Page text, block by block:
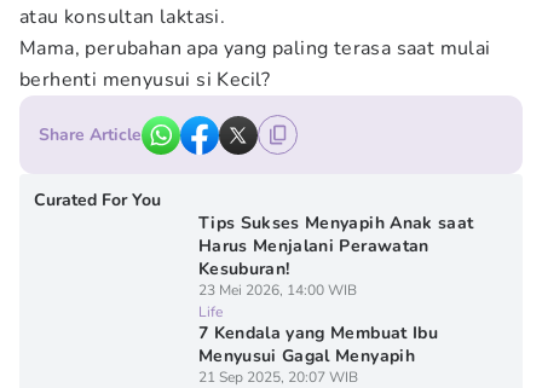
atau konsultan laktasi.
Mama, perubahan apa yang paling terasa saat mulai
berhenti menyusui si Kecil?
Share Article
Curated For You
Tips Sukses Menyapih Anak saat
Harus Menjalani Perawatan
Kesuburan!
23 Mei 2026, 14:00 WIB
Life
7 Kendala yang Membuat Ibu
Menyusui Gagal Menyapih
21 Sep 2025, 20:07 WIB